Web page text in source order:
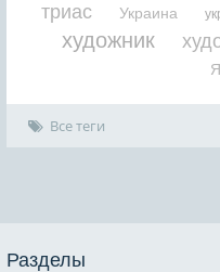
триас
Украина
художник
Все теги
Разделы